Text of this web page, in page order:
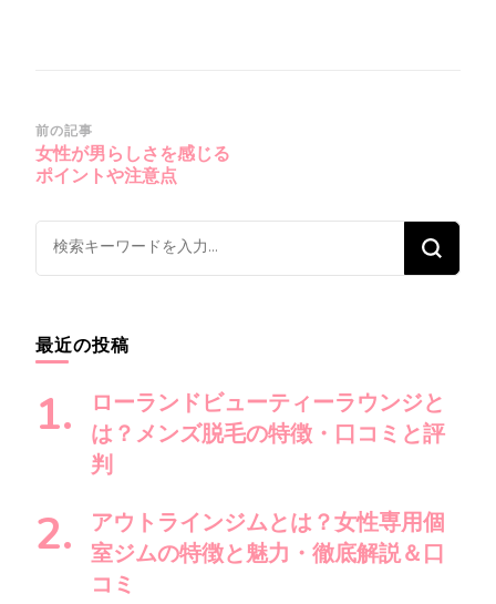
投
稿
ビ
ゲ
ョ
前の記事
女性が男らしさを感じる
ポイントや注意点
な
に
お
探
し
で
?
最近の投稿
ローランドビューティーラウンジと
は？メンズ脱毛の特徴・口コミと評
判
アウトラインジムとは？女性専用個
室ジムの特徴と魅力・徹底解説＆口
コミ